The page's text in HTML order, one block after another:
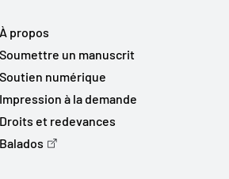
À propos
Soumettre un manuscrit
Soutien numérique
Impression à la demande
Droits et redevances
Balados